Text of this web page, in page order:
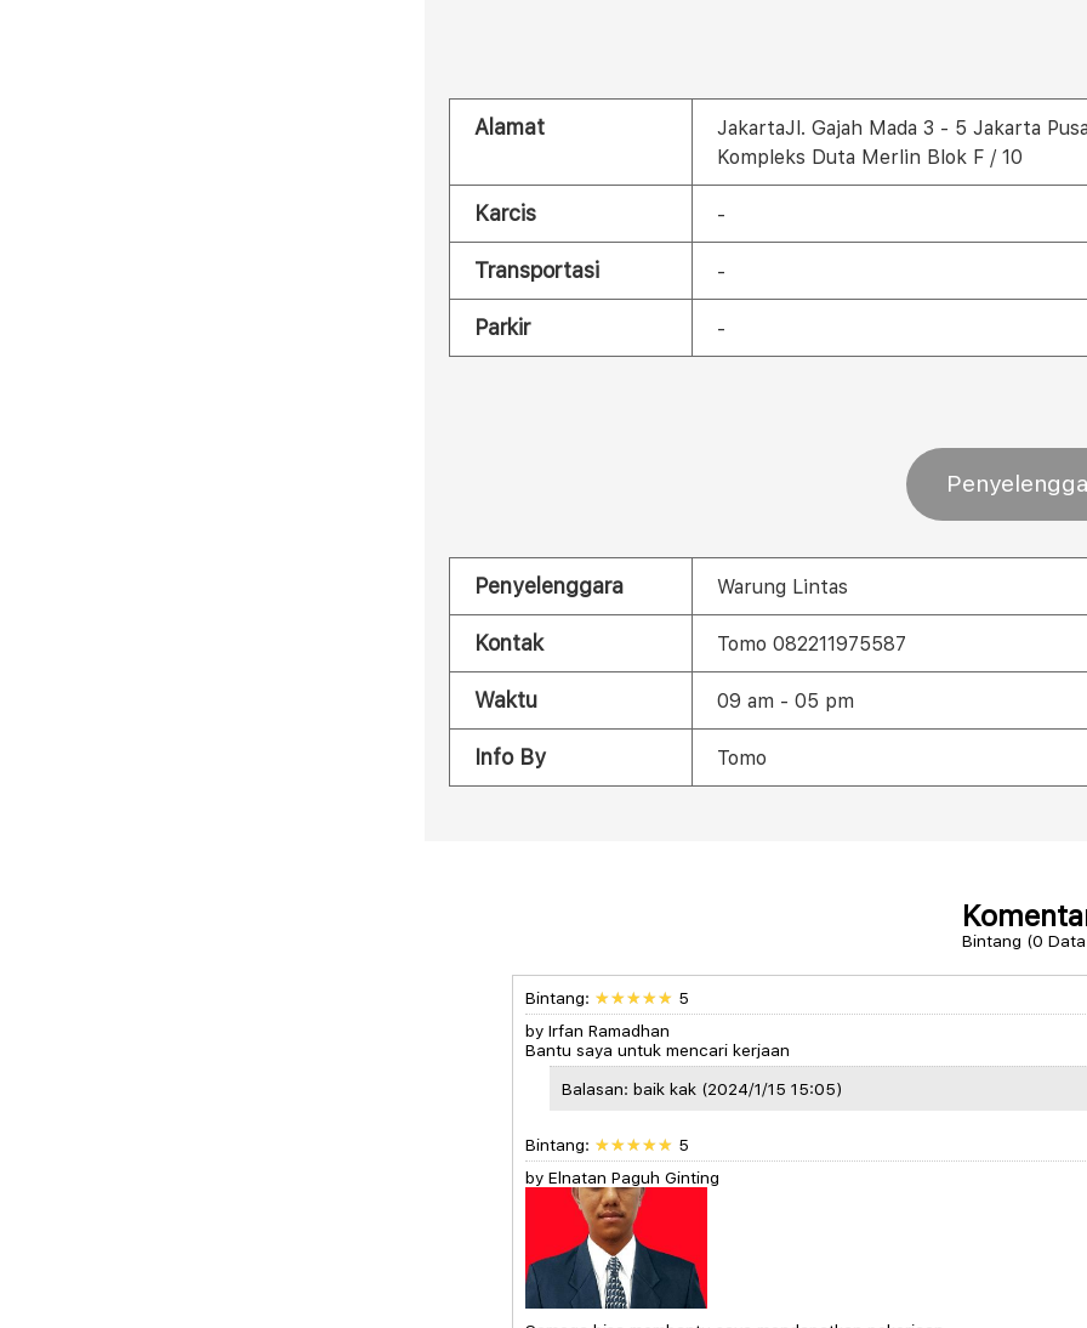
Alamat
JakartaJl. Gajah Mada 3 - 5 Jakarta
Kompleks Duta Merlin Blok F / 10
Karcis -
Transportasi -
Parkir -
Penyelenggara Warung Lintas
Kontak Tomo 082211975587
Waktu 09 am - 05 pm
Info By Tomo
Bintang (0
Bintang:
5
by Irfan Ramadhan
Bantu saya untuk mencari kerjaan
Balasan: baik kak (2024/1/15 15:05)
Bintang:
5
by Elnatan Paguh Ginting